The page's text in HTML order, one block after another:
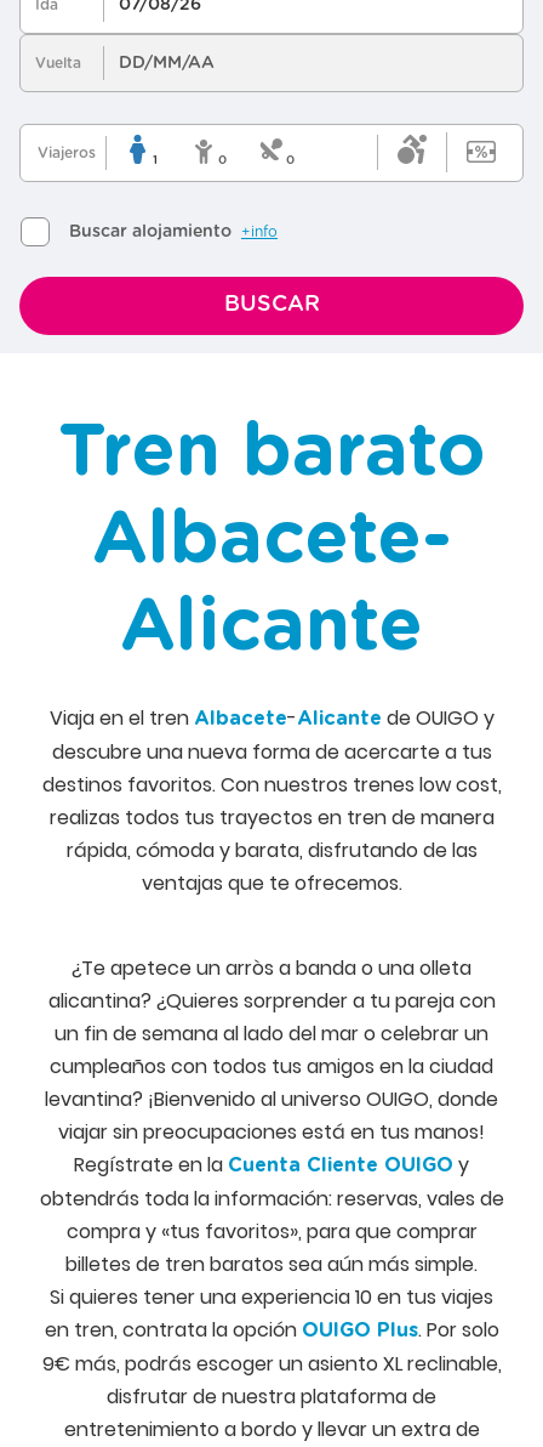
Tren barato
Albacete-
Alicante
Viaja en el tren Albacete-Alicante de OUIGO y
descubre una nueva forma de acercarte a tus
destinos favoritos. Con nuestros trenes low cost,
realizas todos tus trayectos en tren de manera
rápida, cómoda y barata, disfrutando de las
ventajas que te ofrecemos.
¿Te apetece un arròs a banda o una olleta
alicantina? ¿Quieres sorprender a tu pareja con
un fin de semana al lado del mar o celebrar un
cumpleaños con todos tus amigos en la ciudad
levantina? ¡Bienvenido al universo OUIGO, donde
viajar sin preocupaciones está en tus manos!
Regístrate en la Cuenta Cliente OUIGO y
obtendrás toda la información: reservas, vales de
compra y «tus favoritos», para que comprar
billetes de tren baratos sea aún más simple.
Si quieres tener una experiencia 10 en tus viajes
en tren, contrata la opción OUIGO Plus. Por solo
9€ más, podrás escoger un asiento XL reclinable,
disfrutar de nuestra plataforma de
entretenimiento a bordo y llevar un extra de